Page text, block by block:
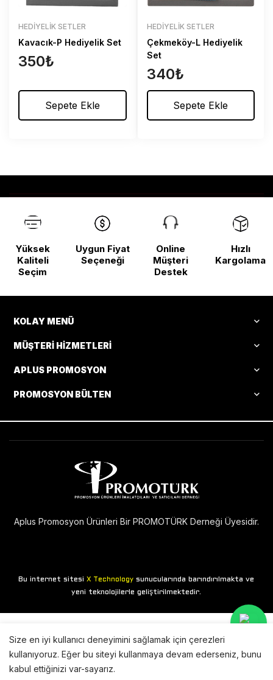
HEDIYELIK SETLER
Kavacık-P Hediyelik Set
350₺
Sepete Ekle
HEDIYELIK SETLER
Çekmeköy-L Hediyelik
Set
340₺
Sepete Ekle
Yüksek
Kaliteli
Seçim
Uygun Fiyat
Seçeneği
Online
Müşteri
Destek
Hızlı
Kargolama
KOLAY MENÜ
MÜŞTERI HIZMETLERI
APLUS PROMOSYON
PROMOSYON BÜLTEN
Aplus Promosyon Ürünleri Bir PROMOTÜRK Derneği Üyesidir.
Bu internet sitesiX Technology sunucularında barındırılmakta ve
yeni teknolojilerle geliştirilmektedir.
Size en iyi kullanıcı deneyimini sağlamak için çerezleri
kullanıyoruz. Eğer bu siteyi kullanmaya devam ederseniz, bunu
kabul ettiğinizi var-sayarız.